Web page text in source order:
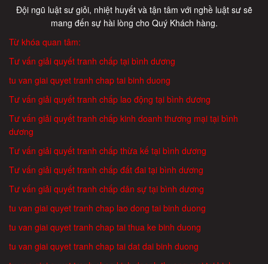
Đội ngũ luật sư giỏi, nhiệt huyết và tận tâm với nghề luật sư sẽ
mang đến sự hài lòng cho Quý Khách hàng.
Từ khóa quan tâm:
Tư vấn giải quyết tranh chấp tại bình dương
tu van giai quyet tranh chap tai binh duong
Tư vấn giải quyết tranh chấp lao động tại bình dương
Tư vấn giải quyết tranh chấp kinh doanh thương mại tại bình
dương
Tư vấn giải quyết tranh chấp thừa kế tại bình dương
Tư vấn giải quyết tranh chấp đất đai tại bình dương
Tư vấn giải quyết tranh chấp dân sự tại bình dương
tu van giai quyet tranh chap lao dong tai binh duong
tu van giai quyet tranh chap tai thua ke binh duong
tu van giai quyet tranh chap tai dat dai binh duong